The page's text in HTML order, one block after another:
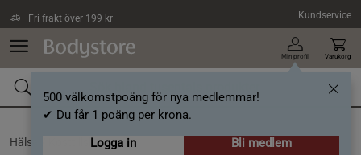
Fri frakt över 199 kr Kundservice
Min profil
500 välkomstpoäng för nya medlemmar!
✔ Du får 1 poäng per krona.
Logga in
Bli medlem
Varukorg
Hälsa / Kosttillskott